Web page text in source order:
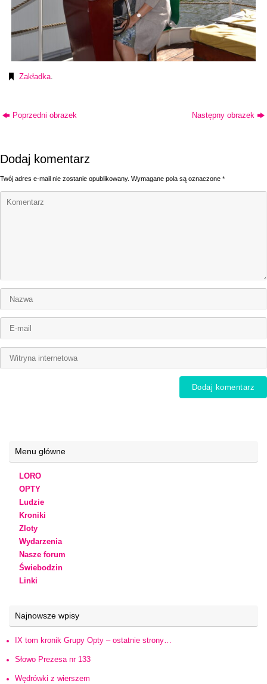
Zakładka
Poprzedni obrazek Następny obrazek
Dodaj komentarz
Twój adres e-mail nie zostanie opublikowany. Wymagane pola są oznaczone *
Menu główne
LORO
OPTY
Ludzie
Kroniki
Zloty
Wydarzenia
Nasze forum
Świebodzin
Linki
Najnowsze wpisy
IX tom kronik Grupy Opty – ostatnie strony…
Słowo Prezesa nr 133
Wędrówki z wierszem